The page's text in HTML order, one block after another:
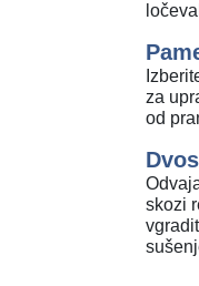
za
od
skozi